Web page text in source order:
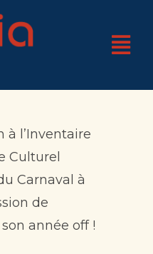
à l’Inventaire
Culturel
Carnaval à
de
année off !